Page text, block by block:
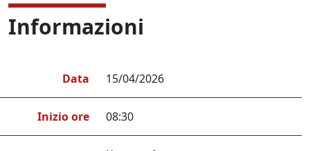
Informazioni
Data 15/04/2026
Inizio ore 08:30